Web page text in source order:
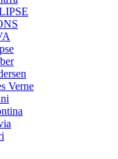
Verne